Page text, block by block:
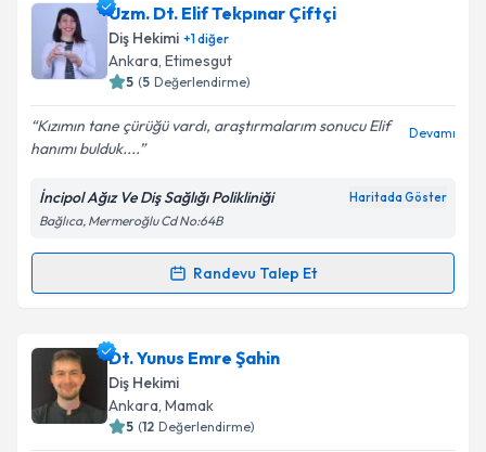
Dt. Fidan Kuşcizadeiçin randevu takvimi talebi
oluşturun. Size bu uzmandan randevu almanız için bir
takvim hazırlandığında e-posta ile bilgilendireceğiz.
Kişisel verilerimin işlenmesine ilişkin
Aydınlatma
Metni'ni okudum ve kişisel verilerimin belirtilen
kapsamda işlenmesini kabul ediyorum.
Uzm. Dt. Elif Tekpınar Çiftçi
Diş Hekimi +1diğer
Ankara, Etimesgut
5 (5 Değerlendirme)
Kızımın tane çürüğü vardı, araştırmalarım sonucu Elif
hanımı bulduk....
Devamı
İncipol Ağız Ve Diş Sağlığı Polikliniği Haritada Göster
Bağlıca, Mermeroğlu Cd No:64B
Randevu Talep Et
Randevu Takvimi Talebi
Uzm. Dt. Elif Tekpınar Çiftçi
talebi oluşturun. Size bu uzmandan randevu almanız
için bir takvim hazırlandığında e-posta ile
bilgilendireceğiz.
Dt. Yunus Emre Şahin
Diş Hekimi
Ankara, Mamak
5 (12 Değerlendirme)